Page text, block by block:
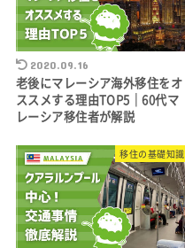
2020.09.16
老後にマレーシア海外移住をオ
ススメする理由TOP5｜60代マ
レーシア移住者が解説
移住の基礎知識